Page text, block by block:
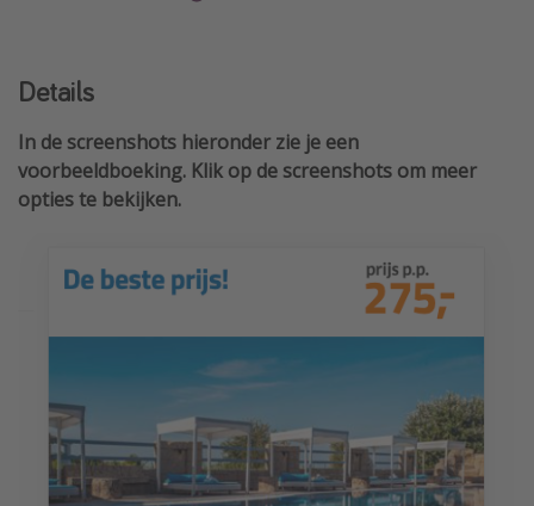
Details
In de screenshots hieronder zie je een
voorbeeldboeking. Klik op de screenshots om meer
opties te bekijken.